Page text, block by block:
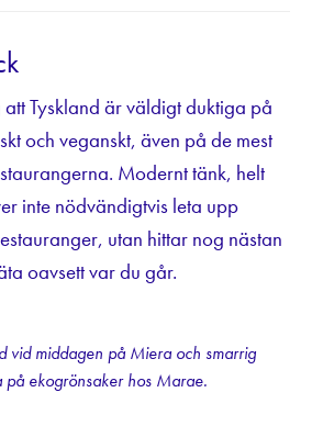
Tyskland är väldigt duktiga på
och veganskt, även på de mest
Modernt tänk, helt
inte nödvändigtvis leta upp
utan hittar nog nästan
oavsett var du går.
vid middagen på Miera och smarrig
på ekogrönsaker hos Marae.